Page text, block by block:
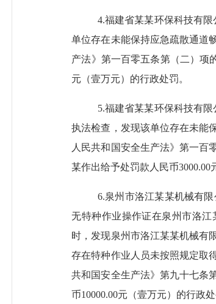
4.福建省某某环保科技有
单位存在未能保持应急疏散通道
产法》第一百零五条第（二）项
元（壹万元）的行政处罚。
5.福建省某某环保科技有
执法检查，发现该单位存在未能
人民共和国安全生产法》第一百
某作出给予处罚款人民币3000.00
6.泉州市洛江某某机械有限
无特种作业操作证在泉州市洛江
时，发现泉州市洛江某某机械有
存在特种作业人员未按照规定取
共和国安全生产法》第九十七条
币10000.00元（壹万元）的行政处